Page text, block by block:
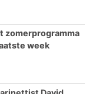
zomerprogramma
week